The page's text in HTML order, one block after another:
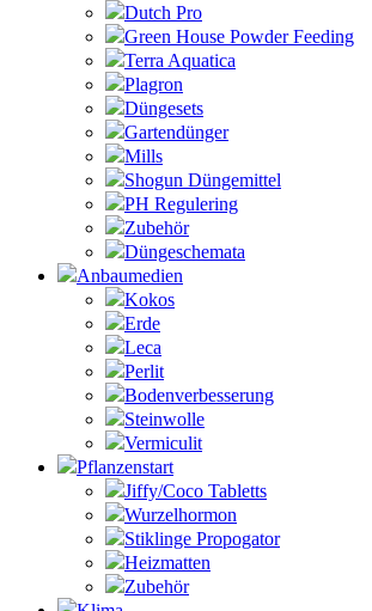
Dutch Pro
Green House Powder Feeding
Terra Aquatica
Plagron
Düngesets
Gartendünger
Mills
Shogun Düngemittel
PH Regulering
Zubehör
Düngeschemata
Anbaumedien
Kokos
Erde
Leca
Perlit
Bodenverbesserung
Steinwolle
Vermiculit
Pflanzenstart
Jiffy/Coco Tabletts
Wurzelhormon
Stiklinge Propogator
Heizmatten
Zubehör